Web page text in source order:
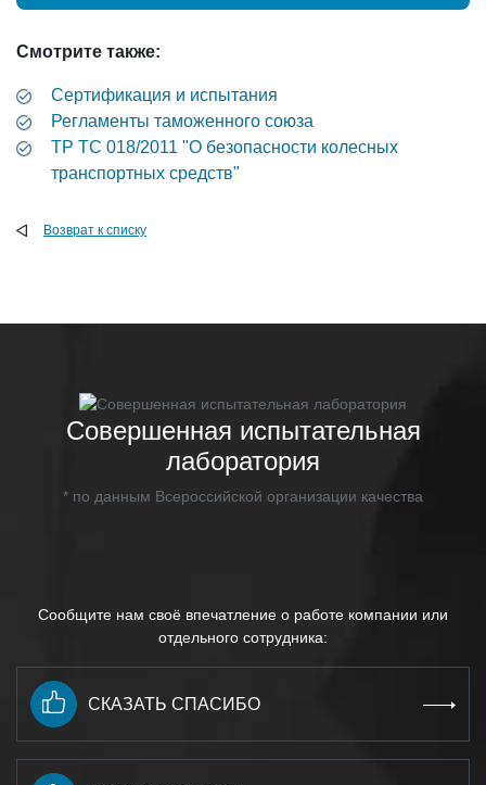
Смотрите также:
Сертификация и испытания
Регламенты таможенного союза
ТР ТС 018/2011 "О безопасности колесных
транспортных средств"
Возврат к списку
Совершенная испытательная
лаборатория
* по данным Всероссийской организации качества
Сообщите нам своё впечатление о работе компании или
отдельного сотрудника:
СКАЗАТЬ СПАСИБО